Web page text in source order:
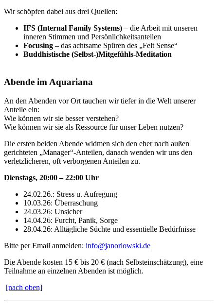
Wir schöpfen dabei aus drei Quellen:
IFS (Internal Family Systems) – die Arbeit mit unseren
inneren Stimmen und Persönlichkeitsanteilen
Focusing – das achtsame Spüren des „Felt Sense“
Buddhistische (Selbst-)Mitgefühls-Meditation
Abende im Aquariana
An den Abenden vor Ort tauchen wir tiefer in die Welt unserer
Anteile ein:
Wie können wir sie besser verstehen?
Wie können wir sie als Ressource für unser Leben nutzen?
Die ersten beiden Abende widmen sich den eher nach außen
gerichteten „Manager“-Anteilen, danach wenden wir uns den
verletzlicheren, oft verborgenen Anteilen zu.
Dienstags, 20:00 – 22:00 Uhr
24.02.26.: Stress u. Aufregung
10.03.26: Überraschung
24.03.26: Unsicher
14.04.26: Furcht, Panik, Sorge
28.04.26: Alltägliche Süchte und essentielle Bedürfnisse
Bitte per Email anmelden: info@janorlowski.de
Die Abende kosten 15 € bis 20 € (nach Selbsteinschätzung), eine
Teilnahme an einzelnen Abenden ist möglich.
[nach oben]